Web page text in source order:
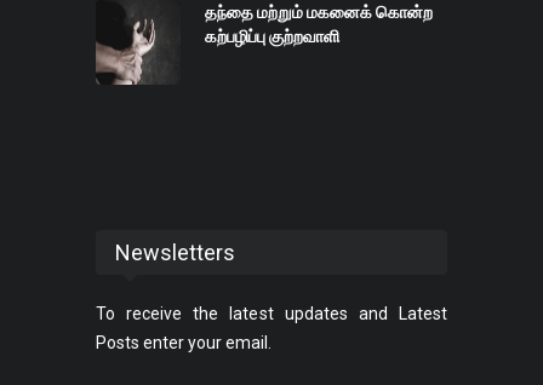
தந்தை மற்றும் மகனைக் கொன்ற
கற்பழிப்பு குற்றவாளி
Newsletters
To receive the latest updates and Latest
Posts enter your email.